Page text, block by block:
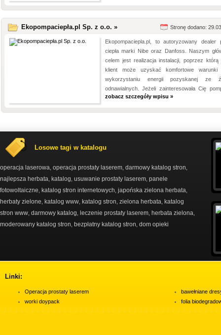
Ekopompaciepła.pl Sp. z o.o. » Stronę dodano:
Ekopompaciepla.pl, to autoryzowany dealer
ciepła marki Nibe oraz Danfoss. Naszym
celem jest realizacja instalacji, poprzez którą
klient może uzyskać komfortowe warunki
wykorzystaniu energii pozyskanej ze
odnawialnych. Jeżeli zainteresowała Cię
zobacz szczegóły wpisu »
Losowe tagi w katalogu
operacja laserowa operacja prostaty laserem darmowy katalog stron
najlepsza herbata katalog usuwanie prostaty laserem panele
fotowoltaiczne
katalog stron internetowych japońska zielona herbata
herbaty zielone katalog www katalog stron zielona herbata katalog
stron www darmowy katalog leczenie prostaty laserem herbata zielona
moderowany katalog stron bezpłatny katalog stron dom opieki
Linki:
Operacja prostaty laserem
worki doypack
bawełniane
folia